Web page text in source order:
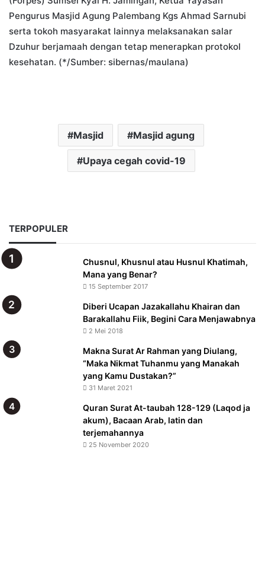
Pengurus Masjid Agung Palembang Kgs Ahmad Sarnubi
serta tokoh masyarakat lainnya melaksanakan salar
Dzuhur berjamaah dengan tetap menerapkan protokol
kesehatan. (*/Sumber: sibernas/maulana)
Masjid Masjid agung
Upaya cegah covid-19
TERPOPULER
Chusnul, Khusnul atau Husnul Khatimah,
Mana yang Benar?
15 September 2017
Diberi Ucapan Jazakallahu Khairan dan
Barakallahu Fiik, Begini Cara Menjawabnya
2 Mei 2018
Makna Surat Ar Rahman yang Diulang,
“Maka Nikmat Tuhanmu yang Manakah
yang Kamu Dustakan?”
31 Maret 2021
Quran Surat At-taubah 128-129 (Laqod ja
akum), Bacaan Arab, latin dan
terjemahannya
25 November 2020